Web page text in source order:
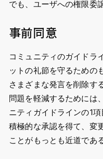
でも、ユーザへの権限委
事前同意
コミュニティのガイドラ
ットの礼節を守るための
さまざまな発言を削除す
問題を軽減するためには
ニティガイドラインの1
積極的な承認を得て、変
ことがもっとも近道である